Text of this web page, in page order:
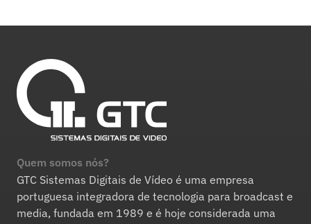
Quem somos nós?
GTC Sistemas Digitais de Vídeo é uma empresa
portuguesa integradora de tecnologia para broadcast e
media, fundada em 1989 e é hoje considerada uma